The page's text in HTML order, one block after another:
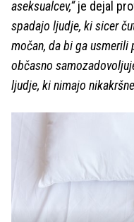
aseksualcev,“je dejal
spadajo ljudje, ki sicer
močan, da bi ga usmerili
občasno
ljudje, ki nimajo